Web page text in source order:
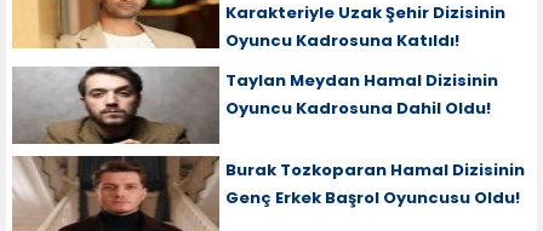
Karakteriyle Uzak Şehir Dizisinin
Oyuncu Kadrosuna Katıldı!
Taylan Meydan Hamal Dizisinin
Oyuncu Kadrosuna Dahil Oldu!
Burak Tozkoparan Hamal Dizisinin
Genç Erkek Başrol Oyuncusu Oldu!